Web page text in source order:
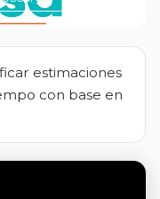
estimaciones
con base en